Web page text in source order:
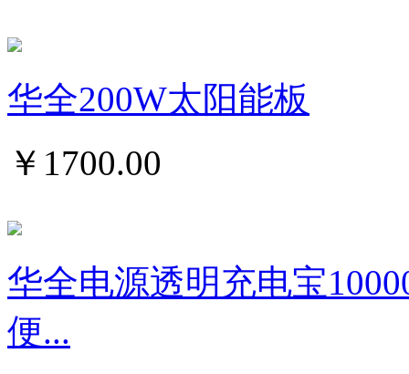
华全200W太阳能板
￥ 1700.00
华全电源透明充电宝
便...